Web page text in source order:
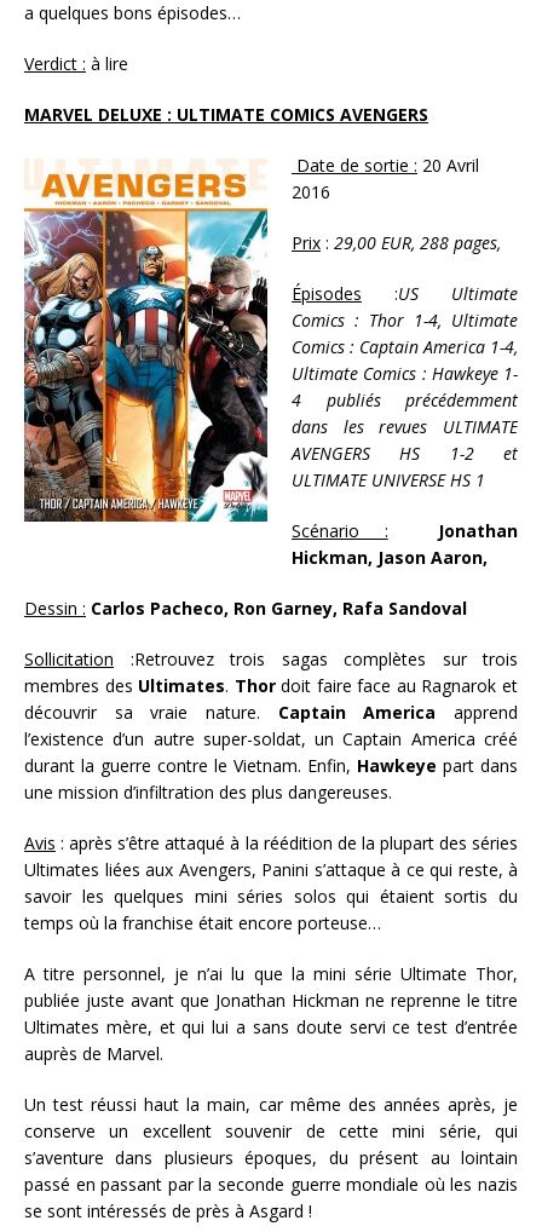
a quelques bons épisodes…
Verdict : à lire
MARVEL DELUXE : ULTIMATE COMICS AVENGERS
Date de sortie : 20 Avril
2016
Prix : 29,00 EUR, 288 pages,
Épisodes :US Ultimate
Comics : Thor 1-4, Ultimate
Comics : Captain America 1-4,
Ultimate Comics : Hawkeye 1-
4 publiés précédemment
dans les revues ULTIMATE
AVENGERS HS 1-2 et
ULTIMATE UNIVERSE HS 1
Scénario :
Jonathan
Hickman, Jason Aaron,
Dessin : Carlos Pacheco, Ron Garney, Rafa Sandoval
Sollicitation :Retrouvez trois sagas complètes sur trois
membres des Ultimates. Thordoit faire face au Ragnarok et
découvrir sa vraie nature. Captain America apprend
l’existence d’un autre super-soldat, un Captain America créé
durant la guerre contre le Vietnam. Enfin, Hawkeye part dans
une mission d’infiltration des plus dangereuses.
Avis : après s’être attaqué à la réédition de la plupart des séries
Ultimates liées aux Avengers, Panini s’attaque à ce qui reste, à
savoir les quelques mini séries solos qui étaient sortis du
temps où la franchise était encore porteuse…
A titre personnel, je n’ai lu que la mini série Ultimate Thor,
publiée juste avant que Jonathan Hickman ne reprenne le titre
Ultimates mère, et qui lui a sans doute servi ce test d’entrée
auprès de Marvel.
Un test réussi haut la main, car même des années après, je
conserve un excellent souvenir de cette mini série, qui
s’aventure dans plusieurs époques, du présent au lointain
passé en passant par la seconde guerre mondiale où les nazis
se sont intéressés de près à Asgard !